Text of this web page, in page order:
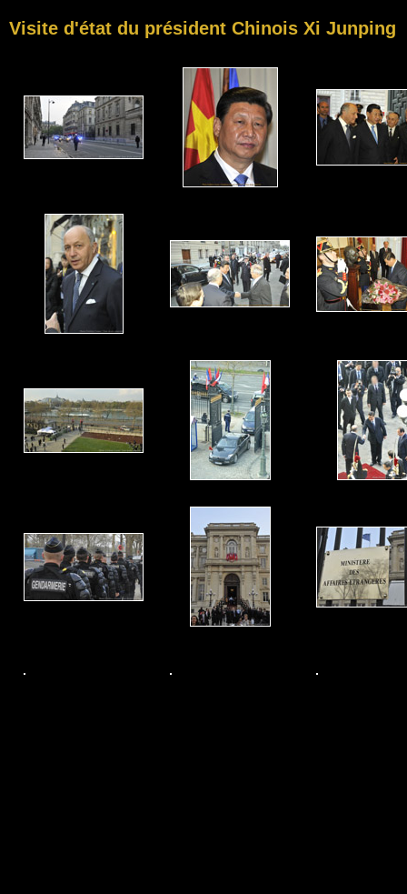
Visite d'état du président Chinois Xi Junping